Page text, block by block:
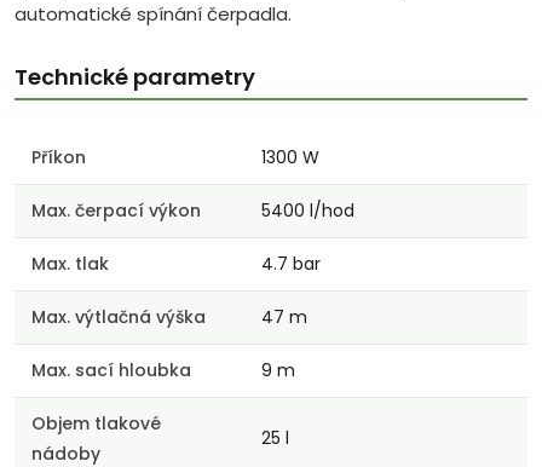
automatické spínání čerpadla.
Technické parametry
Příkon 1300 W
Max. čerpací výkon 5400 l/hod
Max. tlak 4.7 bar
Max. výtlačná výška 47 m
Max. sací hloubka 9 m
Objem tlakové
nádoby
25 l